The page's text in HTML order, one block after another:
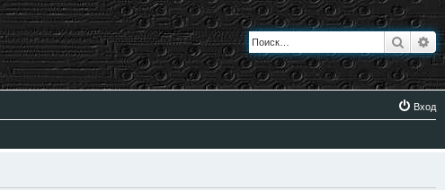
Поиск
Вход